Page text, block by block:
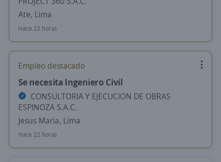
Ate, Lima
Hace 22 horas
Empleo destacado
Se necesita Ingeniero Civil
CONSULTORIA Y EJECUCION DE OBRAS
ESPINOZA S.A.C.
Jesus Maria, Lima
Hace 22 horas